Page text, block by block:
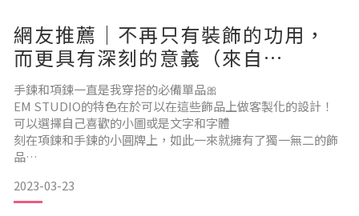
依飾品選擇文字、字體、數字、符號、圖案
都能夠客製化訂做~
什麼風格的衣服都能夠搭配～我在挑選時一眼就相中他了💍
#星座圓牌真皮手環
低調卻不失個性的真皮手環 開口的部分可以刻字並且是用
網友推薦｜不再只有裝飾的功用，
而更具有深刻的意義（來自
@yuchen_0908）
手鍊和項鍊一直是我穿搭的必備單品🎀
EM STUDIO的特色在於可以在這些飾品上做客製化的設計！
可以選擇自己喜歡的小圖或是文字和字體
刻在項鍊和手鍊的小圓牌上，如此一來就擁有了獨一無二的飾
品
刻字的效果非常細緻、很喜歡項鍊上面的花圖案
而且溝通到出貨都超級快速！
2023-03-23